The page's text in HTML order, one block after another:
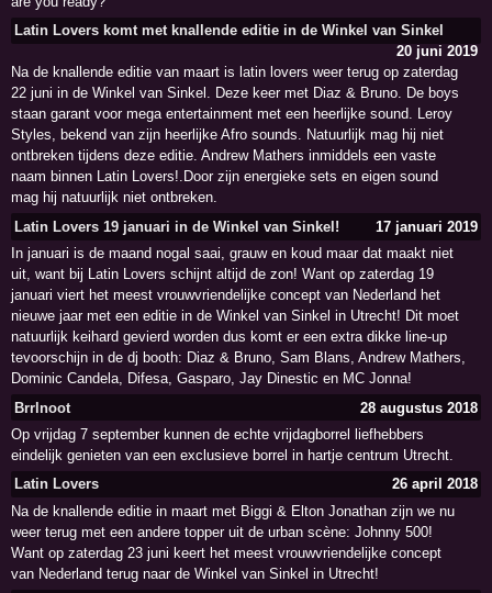
Latin Lovers komt met knallende editie in de Winkel van Sinkel
20 juni 2019
Na de knallende editie van maart is latin lovers weer terug op zaterdag
22 juni in de Winkel van Sinkel. Deze keer met Diaz & Bruno. De boys
staan garant voor mega entertainment met een heerlijke sound. Leroy
Styles, bekend van zijn heerlijke Afro sounds. Natuurlijk mag hij niet
ontbreken tijdens deze editie. Andrew Mathers inmiddels een vaste
naam binnen Latin Lovers!.Door zijn energieke sets en eigen sound
mag hij natuurlijk niet ontbreken.
Latin Lovers 19 januari in de Winkel van Sinkel!
17 januari 2019
In januari is de maand nogal saai, grauw en koud maar dat maakt niet
uit, want bij Latin Lovers schijnt altijd de zon! Want op zaterdag 19
januari viert het meest vrouwvriendelijke concept van Nederland het
nieuwe jaar met een editie in de Winkel van Sinkel in Utrecht! Dit moet
natuurlijk keihard gevierd worden dus komt er een extra dikke line-up
tevoorschijn in de dj booth: Diaz & Bruno, Sam Blans, Andrew Mathers,
Dominic Candela, Difesa, Gasparo, Jay Dinestic en MC Jonna!
Brrlnoot
28 augustus 2018
Op vrijdag 7 september kunnen de echte vrijdagborrel liefhebbers
eindelijk genieten van een exclusieve borrel in hartje centrum Utrecht.
Latin Lovers
26 april 2018
Na de knallende editie in maart met Biggi & Elton Jonathan zijn we nu
weer terug met een andere topper uit de urban scène: Johnny 500!
Want op zaterdag 23 juni keert het meest vrouwvriendelijke concept
van Nederland terug naar de Winkel van Sinkel in Utrecht!